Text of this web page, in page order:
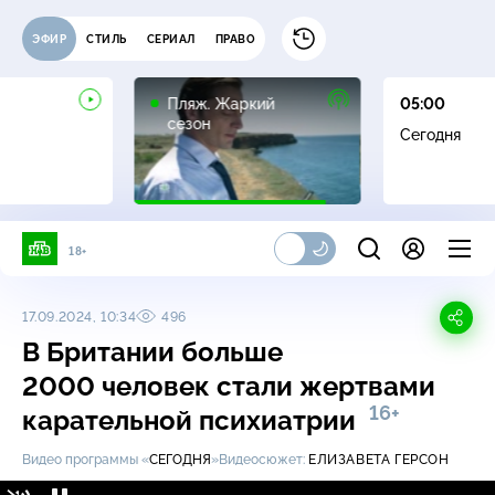
ЭФИР СТИЛЬ СЕРИАЛ ПРАВО
Пляж. Жаркий
сезон
16+
05:00
Сегодня
18+
17.09.2024, 10:34 496
В Британии больше
2000 человек стали жертвами
карательной психиатрии
16+
Видео программы «СЕГОДНЯ»Видеосюжет: ЕЛИЗАВЕТА ГЕРСОН